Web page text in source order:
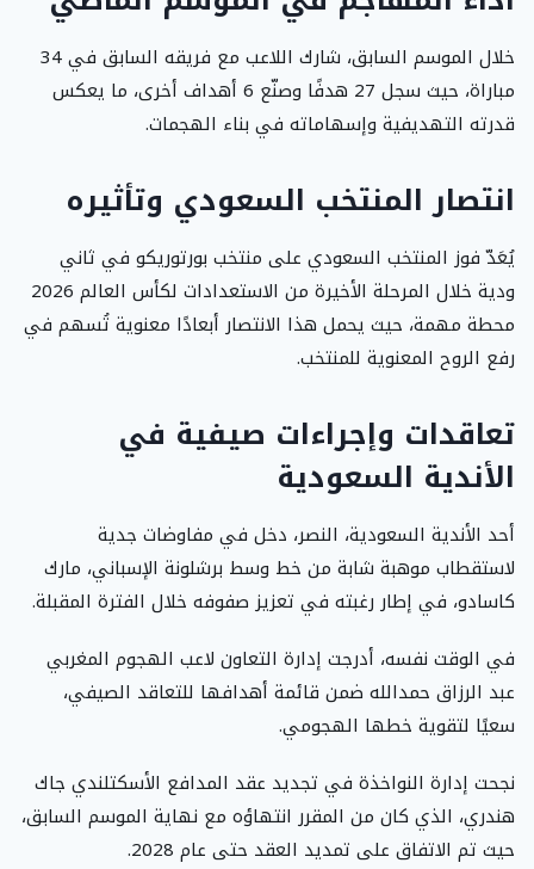
خلال الموسم السابق، شارك اللاعب مع فريقه السابق في 34
مباراة، حيث سجل 27 هدفًا وصنّع 6 أهداف أخرى، ما يعكس
قدرته التهديفية وإسهاماته في بناء الهجمات.
انتصار المنتخب السعودي وتأثيره
يُعَدّ فوز المنتخب السعودي على منتخب بورتوريكو في ثاني
ودية خلال المرحلة الأخيرة من الاستعدادات لكأس العالم 2026
محطة مهمة، حيث يحمل هذا الانتصار أبعادًا معنوية تُسهم في
رفع الروح المعنوية للمنتخب.
تعاقدات وإجراءات صيفية في
الأندية السعودية
أحد الأندية السعودية، النصر، دخل في مفاوضات جدية
لاستقطاب موهبة شابة من خط وسط برشلونة الإسباني، مارك
كاسادو، في إطار رغبته في تعزيز صفوفه خلال الفترة المقبلة.
في الوقت نفسه، أدرجت إدارة التعاون لاعب الهجوم المغربي
عبد الرزاق حمدالله ضمن قائمة أهدافها للتعاقد الصيفي،
سعيًا لتقوية خطها الهجومي.
نجحت إدارة النواخذة في تجديد عقد المدافع الأسكتلندي جاك
هندري، الذي كان من المقرر انتهاؤه مع نهاية الموسم السابق،
حيث تم الاتفاق على تمديد العقد حتى عام 2028.